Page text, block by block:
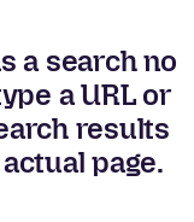
a search no
a URL or
results
page.